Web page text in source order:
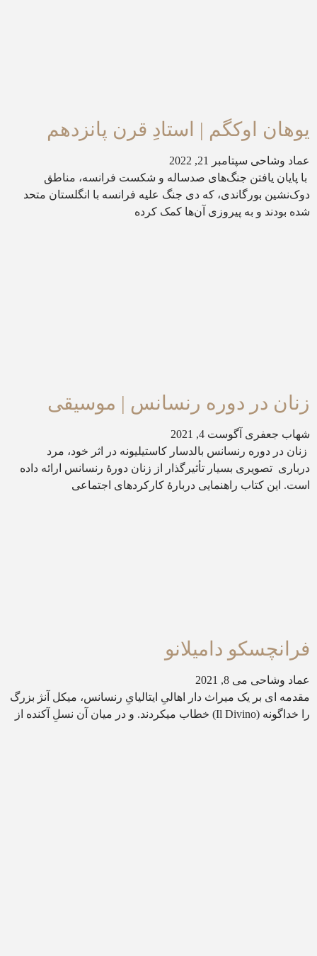
یوهان اوکگم | استادِ قرن پانزدهم
عماد وشاحی سپتامبر 21, 2022
با پایان یافتن جنگ‌های صدساله و شکست فرانسه، مناطق
دوک‌نشین بورگاندی، که دی جنگ علیه فرانسه با انگلستان متحد
شده بودند و به پیروزی آن‌ها کمک کرده
زنان در دوره رنسانس | موسیقی
شهاب جعفری آگوست 4, 2021
زنان در دوره رنسانس بالدسار کاستیلیونه در اثر خود، مرد
درباری تصویری بسیار تأثیرگذار از زنان دورۀ رنسانس ارائه داده
است. این کتاب راهنمایی دربارۀ کارکردهای اجتماعی
فرانچسکو دامیلانو
عماد وشاحی می 8, 2021
مقدمه ای بر یک میراث دار اهالیِ ایتالیایِ رنسانس، میکل آنژ بزرگ
را خداگونه (Il Divino) خطاب میکردند. و در میان آن نسلِ آکنده از